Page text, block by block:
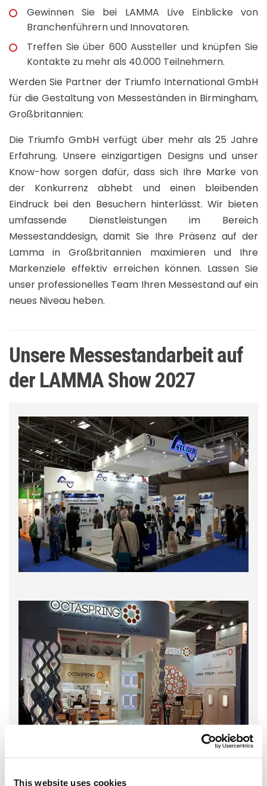
This website uses cookies
Gewinnen Sie bei LAMMA Live Einblicke von
Branchenführern und Innovatoren.
Treffen Sie über 600 Aussteller und knüpfen Sie
Kontakte zu mehr als 40.000 Teilnehmern.
Werden Sie Partner der Triumfo International GmbH
für die Gestaltung von Messeständen in Birmingham,
Großbritannien:
Die Triumfo GmbH verfügt über mehr als 25 Jahre
Erfahrung. Unsere einzigartigen Designs und unser
Know-how sorgen dafür, dass sich Ihre Marke von
der Konkurrenz abhebt und einen bleibenden
Eindruck bei den Besuchern hinterlässt. Wir bieten
umfassende Dienstleistungen im Bereich
Messestanddesign, damit Sie Ihre Präsenz auf der
Lamma in Großbritannien maximieren und Ihre
Markenziele effektiv erreichen können. Lassen Sie
unser professionelles Team Ihren Messestand auf ein
neues Niveau heben.
Unsere Messestandarbeit auf
der LAMMA Show 2027